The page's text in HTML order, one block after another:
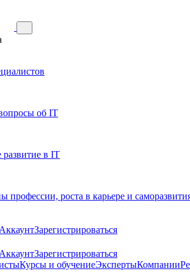
об IT
в IT
профессии, роста в карьере и
Зарегистрироваться
Зарегистрироваться
Курсы и обучениеЭкспертыКомпании